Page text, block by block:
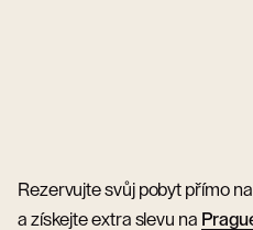
Rezervujte svůj pobyt přímo
a získejte extra slevu na